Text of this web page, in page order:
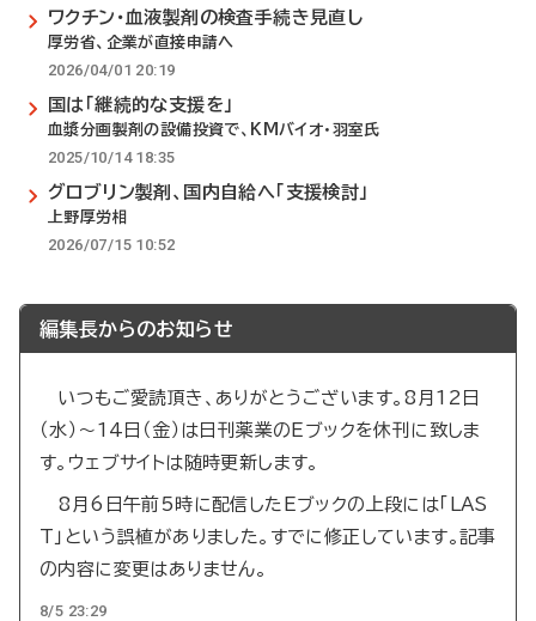
ワクチン・血液製剤の検査手続き見直し
厚労省、企業が直接申請へ
2026/04/01 20:19
国は「継続的な支援を」
血漿分画製剤の設備投資で、KMバイオ・羽室氏
2025/10/14 18:35
グロブリン製剤、国内自給へ「支援検討」
上野厚労相
2026/07/15 10:52
編集長からのお知らせ
いつもご愛読頂き、ありがとうございます。8月12日
（水）～14日（金）は日刊薬業のEブックを休刊に致しま
す。ウェブサイトは随時更新します。
8月6日午前5時に配信したEブックの上段には「LAS
T」という誤植がありました。すでに修正しています。記事
の内容に変更はありません。
8/5 23:29